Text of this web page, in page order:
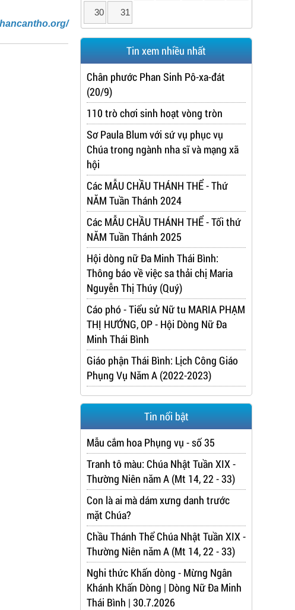
30 31
Tin xem nhiều nhất
Chân phước Phan Sinh Pô-xa-đát
(20/9)
110 trò chơi sinh hoạt vòng tròn
Sơ Paula Blum với sứ vụ phục vụ
Chúa trong ngành nha sĩ và mạng xã
hội
Các MẪU CHẦU THÁNH THỂ - Thứ
NĂM Tuần Thánh 2024
Các MẪU CHẦU THÁNH THỂ - Tối thứ
NĂM Tuần Thánh 2025
Hội dòng nữ Đa Minh Thái Bình:
Thông báo về việc sa thải chị Maria
Nguyễn Thị Thúy (Quý)
Cáo phó - Tiểu sử Nữ tu MARIA PHẠM
THỊ HƯỚNG, OP - Hội Dòng Nữ Đa
Minh Thái Bình
Giáo phận Thái Bình: Lịch Công Giáo
Phụng Vụ Năm A (2022-2023)
Tin nổi bật
Mẫu cắm hoa Phụng vụ - số 35
Tranh tô màu: Chúa Nhật Tuần XIX -
Thường Niên năm A (Mt 14, 22 - 33)
Con là ai mà dám xưng danh trước
mặt Chúa?
Chầu Thánh Thể Chúa Nhật Tuần XIX -
Thường Niên năm A (Mt 14, 22 - 33)
Nghi thức Khấn dòng - Mừng Ngân
Khánh Khấn Dòng | Dòng Nữ Đa Minh
Thái Bình | 30.7.2026